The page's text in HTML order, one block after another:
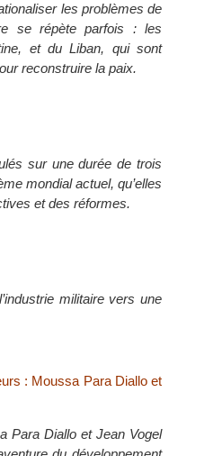
les problèmes de
se répète parfois : les
et du Liban, qui sont
reconstruire la paix.
sur une durée de trois
mondial actuel, qu’elles
et des réformes.
militaire vers une
: Moussa Para Diallo et
Para Diallo et Jean Vogel